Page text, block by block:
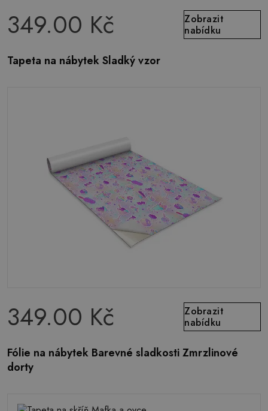
349.00 Kč
Zobrazit
nabídku
Tapeta na nábytek Sladký vzor
349.00 Kč
Zobrazit
nabídku
Fólie na nábytek Barevné sladkosti Zmrzlinové
dorty